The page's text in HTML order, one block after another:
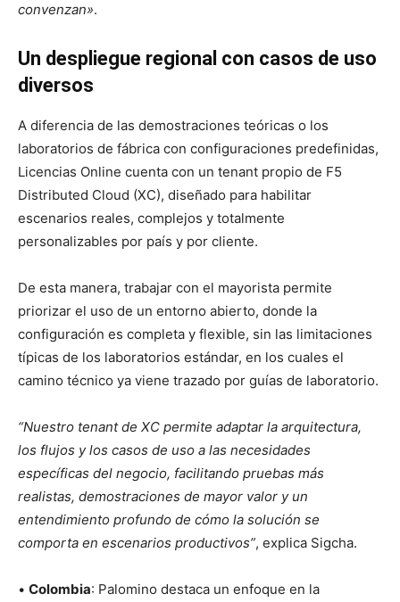
convenzan».
Un despliegue regional con casos de uso
diversos
A diferencia de las demostraciones teóricas o los
laboratorios de fábrica con configuraciones predefinidas,
Licencias Online cuenta con un tenant propio de F5
Distributed Cloud (XC), diseñado para habilitar
escenarios reales, complejos y totalmente
personalizables por país y por cliente.
De esta manera, trabajar con el mayorista permite
priorizar el uso de un entorno abierto, donde la
configuración es completa y flexible, sin las limitaciones
típicas de los laboratorios estándar, en los cuales el
camino técnico ya viene trazado por guías de laboratorio.
“Nuestro tenant de XC permite adaptar la arquitectura,
los flujos y los casos de uso a las necesidades
específicas del negocio, facilitando pruebas más
realistas, demostraciones de mayor valor y un
entendimiento profundo de cómo la solución se
comporta en escenarios productivos”, explica Sigcha.
• Colombia: Palomino destaca un enfoque en la